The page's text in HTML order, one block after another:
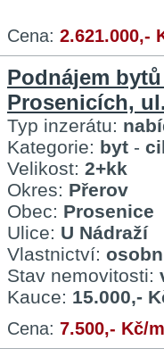
Cena: 2.621.000,-
Podnájem
Prosenicích,
Typ inzerátu:
Kategorie: byt -
Velikost: 2+kk
Okres: Přerov
Obec: Prosenice
Ulice: U Nádraží
Vlastnictví:
Stav nemovitosti:
Kauce: 15.000,-
Cena: 7.500,- Kč/